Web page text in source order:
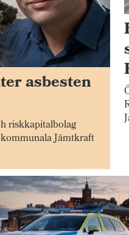
asbesten
riskkapitalbolag
Jämtkraft